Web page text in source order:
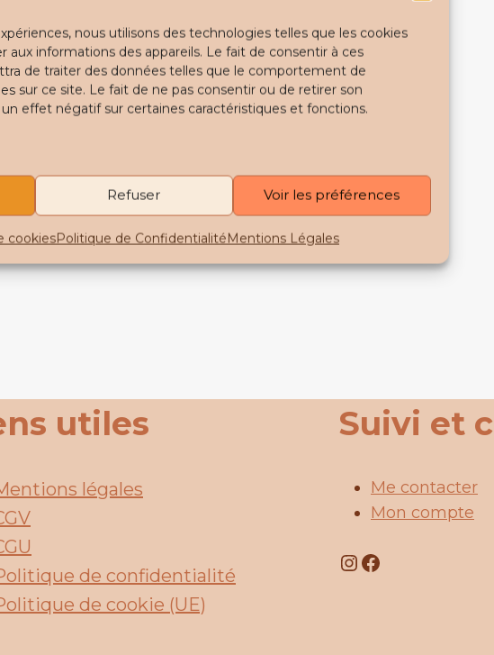
nous utilisons des technologies telles que les cookies
aux informations des appareils. Le fait de consentir à ces
de traiter des données telles que le comportement de
sur ce site. Le fait de ne pas consentir ou de retirer son
effet négatif sur certaines caractéristiques et fonctions.
Refuser Voir les préférences
cookiesPolitique de ConfidentialitéMentions Légales
utiles
légales
de confidentialité
de cookie (UE)
Suivi et
Me contacter
Mon compte
Instagram
Facebook